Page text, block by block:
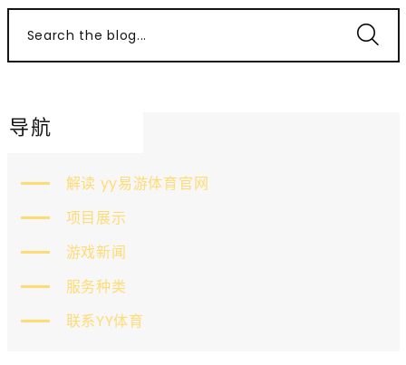
Search the blog...
导航
解读 yy易游体育官网
项目展示
游戏新闻
服务种类
联系YY体育